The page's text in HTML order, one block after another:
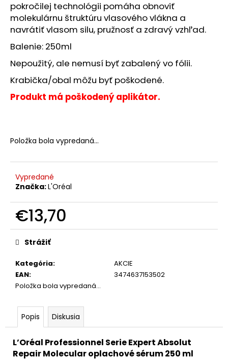
pokročilej technológii pomáha obnoviť
molekulárnu štruktúru vlasového vlákna a
navrátiť vlasom silu, pružnosť a zdravý vzhľad.
Balenie: 250ml
Nepoužitý, ale nemusí byť zabalený vo fólii.
Krabička/obal môžu byť poškodené.
Produkt má poškodený aplikátor.
Položka bola vypredaná…
Vypredané
Značka:L'Oréal
€13,70
Jednotková
cena:
Kategória:
AKCIE
EAN:
3474637153502
Položka bola vypredaná…
Strážiť
Popis Diskusia
L’Oréal Professionnel Serie Expert Absolut
Repair Molecular oplachové sérum 250 ml
SOLGAR
CELOSPEKTRÁLNY
KURKUMÍN
90
Pôvodne:
€79,90